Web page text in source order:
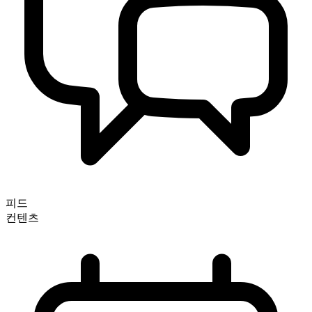
피드
컨텐츠